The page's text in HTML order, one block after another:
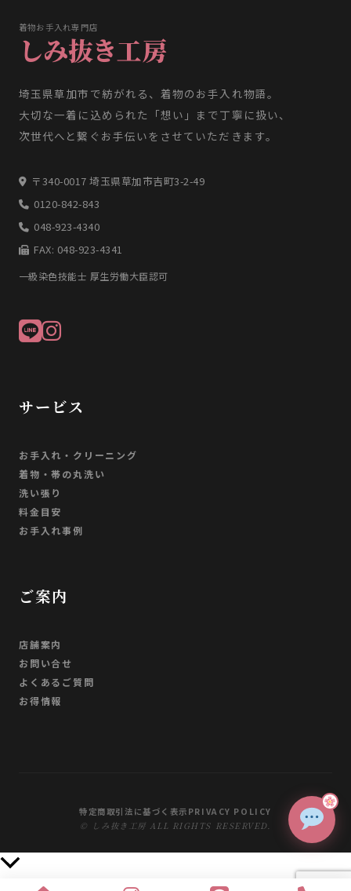
着物お手入れ専門店
しみ抜き工房
埼玉県草加市で紡がれる、着物のお手入れ物語。
大切な一着に込められた「想い」まで丁寧に扱い、
次世代へと繋ぐお手伝いをさせていただきます。
〒340-0017 埼玉県草加市吉町3-2-49
0120-842-843
048-923-4340
FAX: 048-923-4341
一級染色技能士 厚生労働大臣認可
サービス
お手入れ・クリーニング
着物・帯の丸洗い
洗い張り
料金目安
お手入れ事例
ご案内
店舗案内
お問い合せ
よくあるご質問
お得情報
特定商取引法に基づく表示 PRIVACY POLICY
© しみ抜き工房 ALL RIGHTS RESERVED.